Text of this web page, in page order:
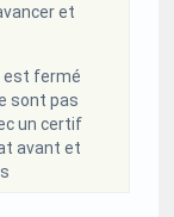
et
est fermé
sont pas
un certif
avant et